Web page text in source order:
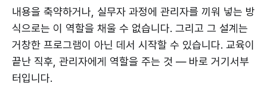
내용을 축약하거나, 실무자 과정에 관리자를 끼워 넣는 방
식으로는 이 역할을 채울 수 없습니다. 그리고 그 설계는
거창한 프로그램이 아닌 데서 시작할 수 있습니다. 교육이
끝난 직후, 관리자에게 역할을 주는 것 — 바로 거기서부
터입니다.